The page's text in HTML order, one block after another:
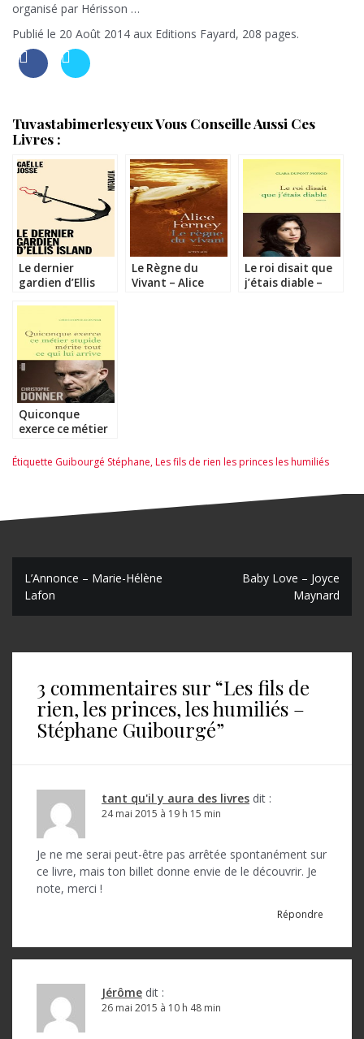
organisé par Hérisson …
Publié le 20 Août 2014 aux Editions Fayard, 208 pages.
Tuvastabimerlesyeux Vous Conseille Aussi Ces
Livres :
Le dernier
gardien d’Ellis
Le Règne du
Vivant – Alice
Le roi disait que
j’étais diable –
Quiconque
exerce ce métier
tout ce qui lui
arrive –
Étiquette Guibourgé Stéphane,Les fils de rien les princes les humiliés
N
a
a
L’Annonce – Marie-Hélène
Lafon
Baby Love – Joyce
Maynard
3 commentaires sur “Les fils de
rien, les princes, les humiliés –
Stéphane Guibourgé”
tant qu'il y aura des livres dit :
24 mai 2015 à 19 h 15 min
Je ne me serai peut-être pas arrêtée spontanément sur
ce livre, mais ton billet donne envie de le découvrir. Je
note, merci !
Répondre
Jérôme dit :
26 mai 2015 à 10 h 48 min